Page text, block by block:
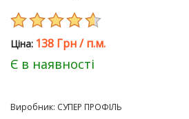
Цiна: 138 Грн/п.м.
Є в наявності
Виробник: СУПЕР ПРОФІЛЬ